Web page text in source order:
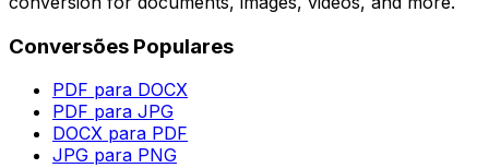
Conversões Populares
PDF para DOCX
PDF para JPG
DOCX para PDF
JPG para PNG